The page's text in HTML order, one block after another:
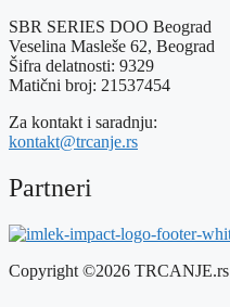
SBR SERIES DOO Beograd
Veselina Masleše 62, Beograd
Šifra delatnosti: 9329
Matični broj: 21537454
Za kontakt i saradnju:
kontakt@trcanje.rs
Partneri
Copyright ©2026 TRCANJE.rs